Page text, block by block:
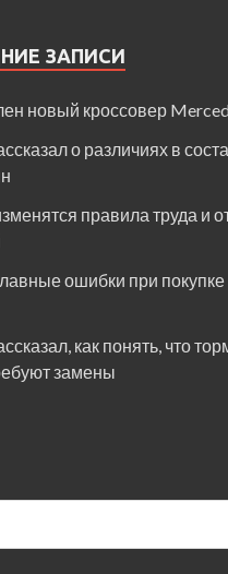
ЗАПИСИ
новый кроссовер
о различиях в
правила труда и
ошибки при
как понять, что
замены